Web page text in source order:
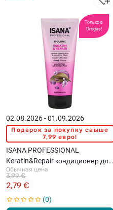
Только в
Drogas!
02.08.2026 - 01.09.2026
Подарок за покупку свыше
7,99 евро!
ISANA PROFESSIONAL
Keratin&Repair кондиционер для
поврежденных волос, 200мл
Обычная цена
2,79 €
3,99 €
0